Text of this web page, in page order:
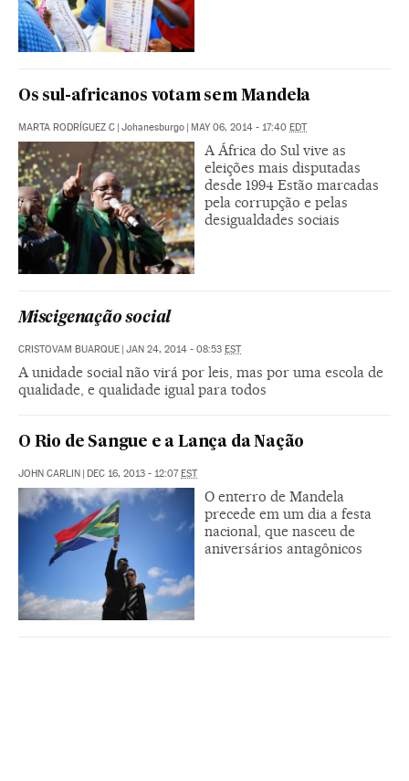
Os sul-africanos votam sem Mandela
MARTA RODRÍGUEZ C | Johanesburgo | MAY 06, 2014 - 17:40 EDT
A África do Sul vive as
eleições mais disputadas
desde 1994 Estão marcadas
pela corrupção e pelas
desigualdades sociais
Miscigenação social
CRISTOVAM BUARQUE | JAN 24, 2014 - 08:53 EST
A unidade social não virá por leis, mas por uma escola de
qualidade, e qualidade igual para todos
O Rio de Sangue e a Lança da Nação
JOHN CARLIN | DEC 16, 2013 - 12:07EST
O enterro de Mandela
precede em um dia a festa
nacional, que nasceu de
aniversários antagônicos